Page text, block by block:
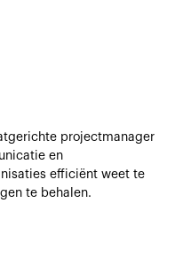
projectmanager
en
efficiënt weet te
te behalen.